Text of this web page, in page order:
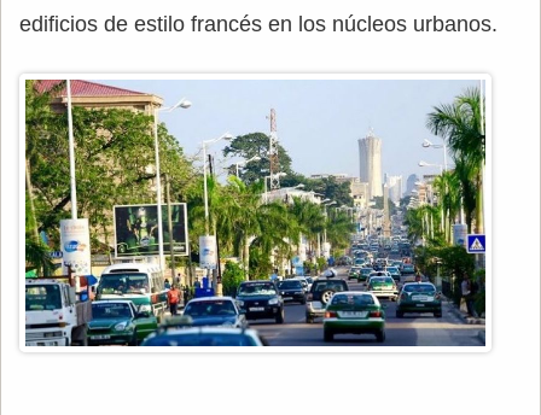
edificios de estilo francés en los núcleos urbanos.